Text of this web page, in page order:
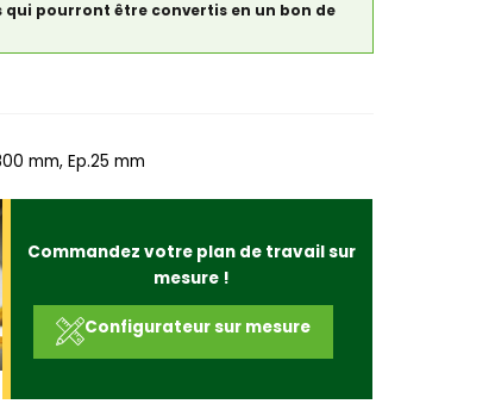
pourront être convertis en un bon de
mm, Ep.25 mm
Commandez votre plan de travail sur
mesure !
Configurateur sur mesure